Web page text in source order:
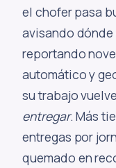
el chofer pasa
avisando
reportando
automático y
su trabajo
entregar. Más
entregas por
quemado en